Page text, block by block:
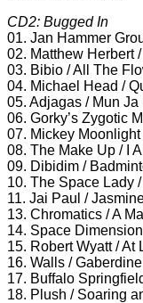
CD2: Bugged In
01. Jan Hammer
02. Matthew Herbert
03. Bibio / All The
04. Michael Head /
05. Adjagas / Mun
06. Gorky’s Zygotic
07. Mickey
08. The Make Up / I
09. Dibidim /
10. The Space Lady
11. Jai Paul /
13. Chromatics / A
14. Space
15. Robert Wyatt / At
16. Walls /
17. Buffalo
18. Plush / Soaring